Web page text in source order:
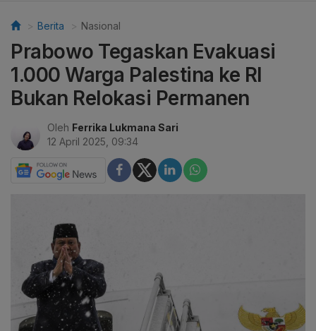
Berita Nasional
Prabowo Tegaskan Evakuasi
1.000 Warga Palestina ke RI
Bukan Relokasi Permanen
Oleh Ferrika Lukmana Sari
12 April 2025, 09:34